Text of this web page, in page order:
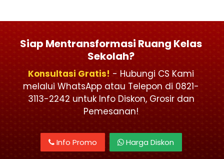
Siap Mentransformasi Ruang Kelas
Sekolah?
Konsultasi Gratis! - Hubungi CS Kami
melalui WhatsApp atau Telepon di 0821-
3113-2242 untuk Info Diskon, Grosir dan
Pemesanan!
Info Promo Harga Diskon